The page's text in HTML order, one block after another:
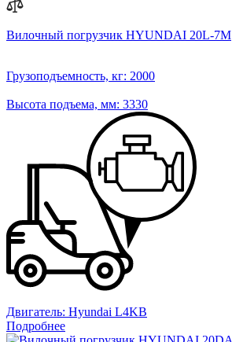
Вилочный погрузчик HYUNDAI 20L-7M
Грузоподъемность, кг: 2000
Высота подъема, мм: 3330
Двигатель: Hyundai L4KB
Подробнее